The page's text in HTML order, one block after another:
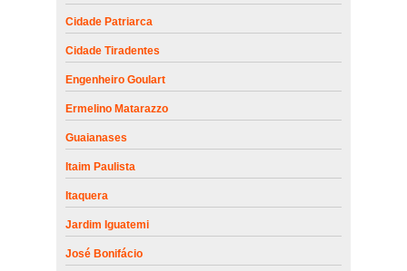
Cidade Patriarca
Cidade Tiradentes
Engenheiro Goulart
Ermelino Matarazzo
Guaianases
Itaim Paulista
Itaquera
Jardim Iguatemi
José Bonifácio